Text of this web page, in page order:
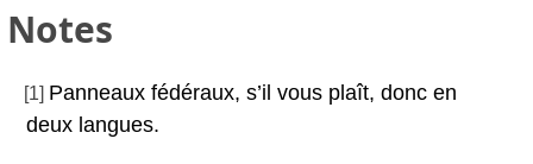
Notes
[1] Panneaux fédéraux, s’il vous plaît, donc en
deux langues.